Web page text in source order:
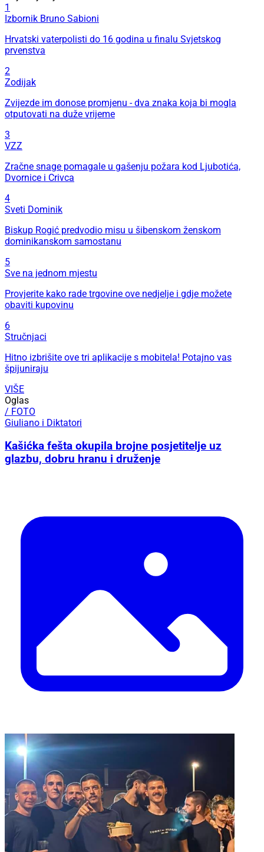
1
Izbornik Bruno Sabioni
Hrvatski vaterpolisti do 16 godina u finalu Svjetskog
prvenstva
2
Zodijak
Zvijezde im donose promjenu - dva znaka koja bi mogla
otputovati na duže vrijeme
3
VZZ
Zračne snage pomagale u gašenju požara kod Ljubotića,
Dvornice i Crivca
4
Sveti Dominik
Biskup Rogić predvodio misu u šibenskom ženskom
dominikanskom samostanu
5
Sve na jednom mjestu
Provjerite kako rade trgovine ove nedjelje i gdje možete
obaviti kupovinu
6
Stručnjaci
Hitno izbrišite ove tri aplikacije s mobitela! Potajno vas
špijuniraju
VIŠE
Oglas
/ FOTO
Giuliano i Diktatori
Kašićka fešta okupila brojne posjetitelje uz
glazbu, dobru hranu i druženje